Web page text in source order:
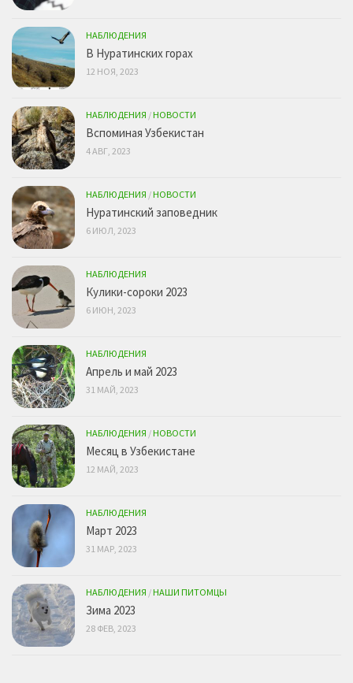
НАБЛЮДЕНИЯ
В Нуратинских горах
12 НОЯ, 2023
НАБЛЮДЕНИЯ /НОВОСТИ
Вспоминая Узбекистан
4 АВГ, 2023
НАБЛЮДЕНИЯ /НОВОСТИ
Нуратинский заповедник
6 ИЮЛ, 2023
НАБЛЮДЕНИЯ
Кулики-сороки 2023
6 ИЮН, 2023
НАБЛЮДЕНИЯ
Апрель и май 2023
31 МАЙ, 2023
НАБЛЮДЕНИЯ /НОВОСТИ
Месяц в Узбекистане
12 МАЙ, 2023
НАБЛЮДЕНИЯ
Март 2023
31 МАР, 2023
НАБЛЮДЕНИЯ /НАШИ ПИТОМЦЫ
Зима 2023
28 ФЕВ, 2023